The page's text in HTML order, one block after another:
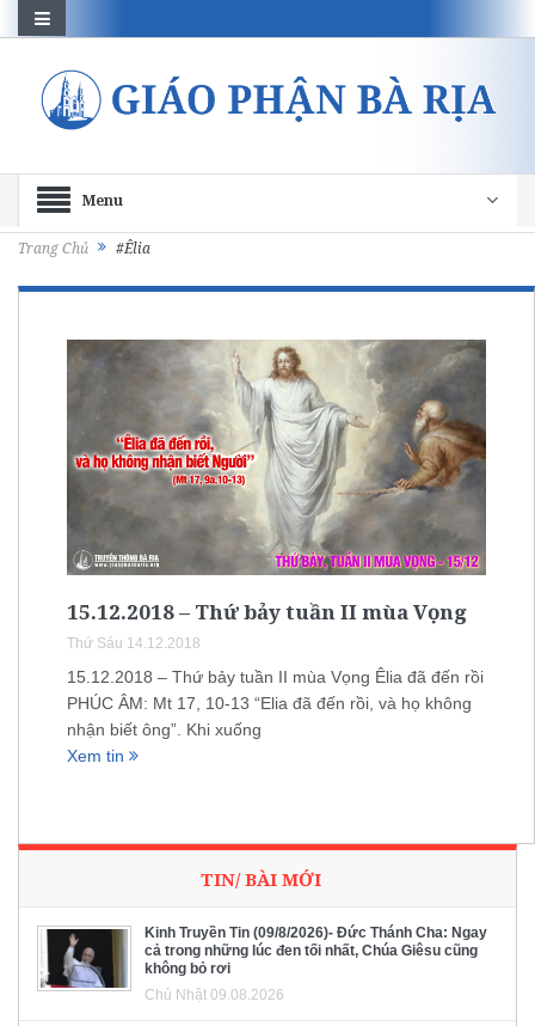
Menu
Trang Chủ #Êlia
15.12.2018 – Thứ bảy tuần II mùa Vọng
Thứ Sáu 14.12.2018
15.12.2018 – Thứ bảy tuần II mùa Vọng Êlia đã đến rồi
PHÚC ÂM: Mt 17, 10-13 “Elia đã đến rồi, và họ không
nhận biết ông”. Khi xuống
Xem tin
TIN/ BÀI MỚI
Kinh Truyền Tin (09/8/2026)- Đức Thánh Cha: Ngay
cả trong những lúc đen tối nhất, Chúa Giêsu cũng
không bỏ rơi
Chủ Nhật 09.08.2026